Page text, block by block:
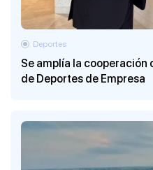
Se amplía la
de Deportes de Empresa
Deportes